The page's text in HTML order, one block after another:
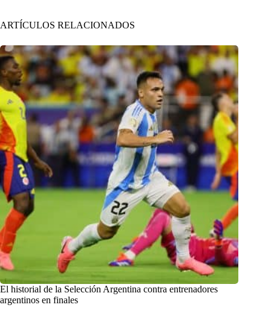
ARTÍCULOS RELACIONADOS
El historial de la Selección Argentina contra entrenadores
argentinos en finales